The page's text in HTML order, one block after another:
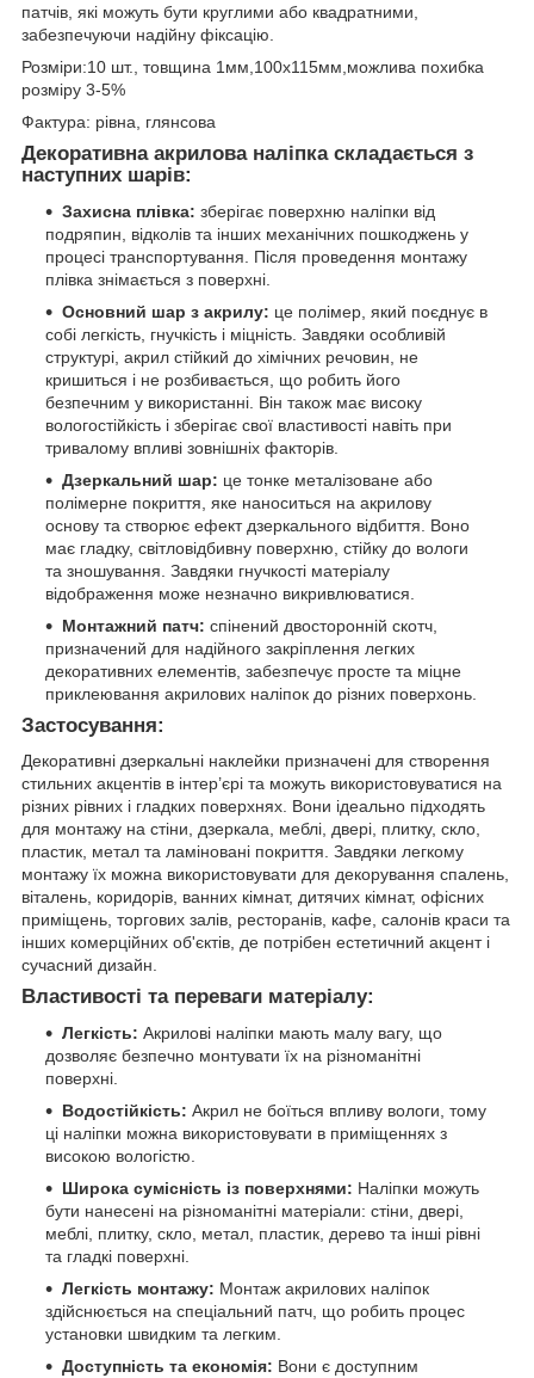
патчів, які можуть бути круглими або квадратними,
забезпечуючи надійну фіксацію.
Розміри:10 шт., товщина 1мм,100х115мм,можлива похибка
розміру 3-5%
Фактура: рівна, глянсова
Декоративна акрилова наліпка складається з
наступних шарів:
Захисна плівка: зберігає поверхню наліпки від
подряпин, відколів та інших механічних пошкоджень у
процесі транспортування. Після проведення монтажу
плівка знімається з поверхні.
Основний шар з акрилу: це полімер, який поєднує в
собі легкість, гнучкість і міцність. Завдяки особливій
структурі, акрил стійкий до хімічних речовин, не
кришиться і не розбивається, що робить його
безпечним у використанні. Він також має високу
вологостійкість і зберігає свої властивості навіть при
тривалому впливі зовнішніх факторів.
Дзеркальний шар: це тонке металізоване або
полімерне покриття, яке наноситься на акрилову
основу та створює ефект дзеркального відбиття. Воно
має гладку, світловідбивну поверхню, стійку до вологи
та зношування. Завдяки гнучкості матеріалу
відображення може незначно викривлюватися.
Монтажний патч: спінений двосторонній скотч,
призначений для надійного закріплення легких
декоративних елементів, забезпечує просте та міцне
приклеювання акрилових наліпок до різних поверхонь.
Застосування:
Декоративні дзеркальні наклейки призначені для створення
стильних акцентів в інтер’єрі та можуть використовуватися на
різних рівних і гладких поверхнях. Вони ідеально підходять
для монтажу на стіни, дзеркала, меблі, двері, плитку, скло,
пластик, метал та ламіновані покриття. Завдяки легкому
монтажу їх можна використовувати для декорування спалень,
віталень, коридорів, ванних кімнат, дитячих кімнат, офісних
приміщень, торгових залів, ресторанів, кафе, салонів краси та
інших комерційних об'єктів, де потрібен естетичний акцент і
сучасний дизайн.
Властивості та переваги матеріалу:
Легкість: Акрилові наліпки мають малу вагу, що
дозволяє безпечно монтувати їх на різноманітні
поверхні.
Водостійкість: Акрил не боїться впливу вологи, тому
ці наліпки можна використовувати в приміщеннях з
високою вологістю.
Широка сумісність із поверхнями: Наліпки можуть
бути нанесені на різноманітні матеріали: стіни, двері,
меблі, плитку, скло, метал, пластик, дерево та інші рівні
та гладкі поверхні.
Легкість монтажу: Монтаж акрилових наліпок
здійснюється на спеціальний патч, що робить процес
установки швидким та легким.
Доступність та економія: Вони є доступним